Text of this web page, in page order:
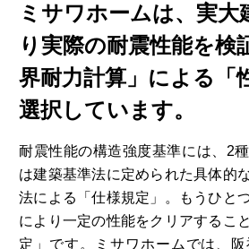
分譲住宅（建売・土地）検索
中古住宅検索
分譲マンション検索
売る [MISAWA RELAY]
企業不動産活用（CRE）戦略
社宅建築
医療・介護・子育て・障がい福祉施
これから土地活用・賃貸経
土地活用の基礎から長期安定経営を目指
に役立つ多彩な情報を幅広くお届けします
事業用リノベーション
ホテル・旅館リフォーム
これからリフォームを
建築再生事業
事業用売買
事業用地・事業用建物
分譲用地
アフターメンテナンス
ミサワリフォーム
ご相談窓口
お客様センター
MISAWAについて
ミサワホームグループ
IR情報
SDGs
環境活動
ミサワホームは、実大
り実際の耐震性能を検
界耐力計算」による「
選択しています。
耐震性能の構造強度基準には、2
は建築基準法に定められた具体的
法による「仕様規定」。もうひと
により一定の性能をクリアするこ
定」です。ミサワホームでは、